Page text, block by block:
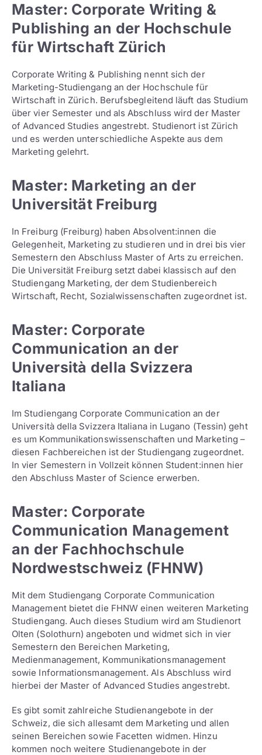
Master: Corporate Writing &
Publishing an der Hochschule
für Wirtschaft Zürich
Corporate Writing & Publishing nennt sich der
Marketing-Studiengang an der Hochschule für
Wirtschaft in Zürich. Berufsbegleitend läuft das Studium
über vier Semester und als Abschluss wird der Master
of Advanced Studies angestrebt. Studienort ist Zürich
und es werden unterschiedliche Aspekte aus dem
Marketing gelehrt.
Master: Marketing an der
Universität Freiburg
In Freiburg (Freiburg) haben Absolvent:innen die
Gelegenheit, Marketing zu studieren und in drei bis vier
Semestern den Abschluss Master of Arts zu erreichen.
Die Universität Freiburg setzt dabei klassisch auf den
Studiengang Marketing, der dem Studienbereich
Wirtschaft, Recht, Sozialwissenschaften zugeordnet ist.
Master: Corporate
Communication an der
Università della Svizzera
Italiana
Im Studiengang Corporate Communication an der
Università della Svizzera Italiana in Lugano (Tessin) geht
es um Kommunikationswissenschaften und Marketing –
diesen Fachbereichen ist der Studiengang zugeordnet.
In vier Semestern in Vollzeit können Student:innen hier
den Abschluss Master of Science erwerben.
Master: Corporate
Communication Management
an der Fachhochschule
Nordwestschweiz (FHNW)
Mit dem Studiengang Corporate Communication
Management bietet die FHNW einen weiteren Marketing
Studiengang. Auch dieses Studium wird am Studienort
Olten (Solothurn) angeboten und widmet sich in vier
Semestern den Bereichen Marketing,
Medienmanagement, Kommunikationsmanagement
sowie Informationsmanagement. Als Abschluss wird
hierbei der Master of Advanced Studies angestrebt.
Es gibt somit zahlreiche Studienangebote in der
Schweiz, die sich allesamt dem Marketing und allen
seinen Bereichen sowie Facetten widmen. Hinzu
kommen noch weitere Studienangebote in der